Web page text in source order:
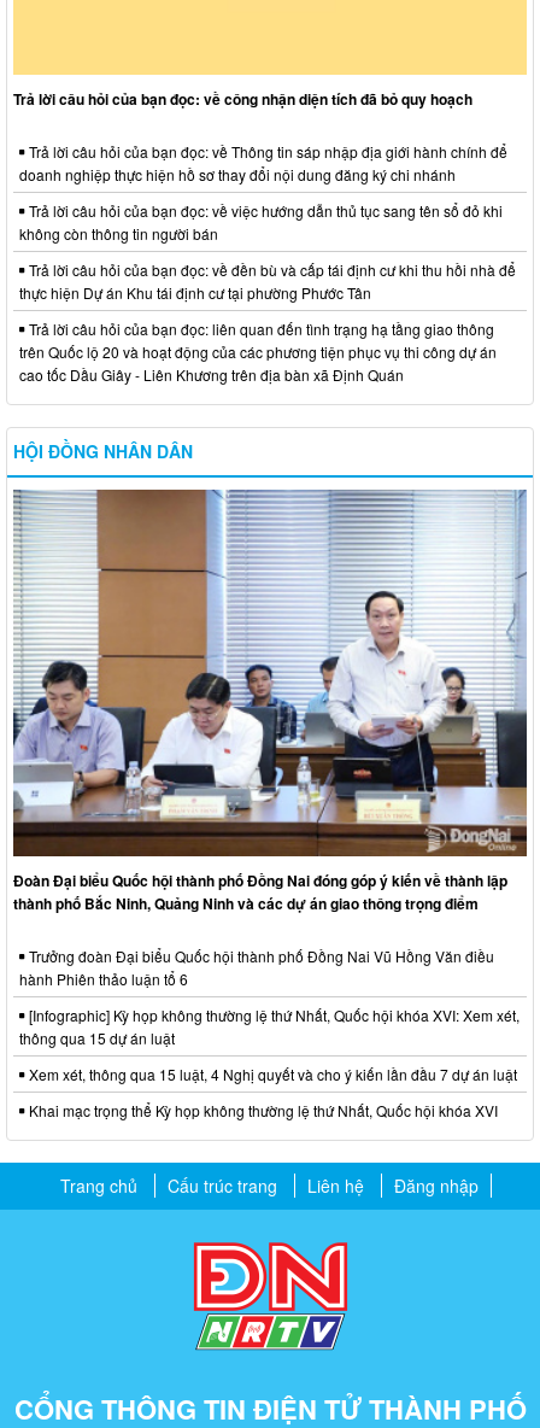
Trả lời câu hỏi của bạn đọc: về công nhận diện tích đã bỏ quy hoạch
Trả lời câu hỏi của bạn đọc: về Thông tin sáp nhập địa giới hành chính để
doanh nghiệp thực hiện hồ sơ thay đổi nội dung đăng ký chi nhánh
Trả lời câu hỏi của bạn đọc: về việc hướng dẫn thủ tục sang tên sổ đỏ khi
không còn thông tin người bán
Trả lời câu hỏi của bạn đọc: về đền bù và cấp tái định cư khi thu hồi nhà để
thực hiện Dự án Khu tái định cư tại phường Phước Tân
Trả lời câu hỏi của bạn đọc: liên quan đến tình trạng hạ tầng giao thông
trên Quốc lộ 20 và hoạt động của các phương tiện phục vụ thi công dự án
cao tốc Dầu Giây - Liên Khương trên địa bàn xã Định Quán
HỘI ĐỒNG NHÂN DÂN
Đoàn Đại biểu Quốc hội thành phố Đồng Nai đóng góp ý kiến về thành lập
thành phố Bắc Ninh, Quảng Ninh và các dự án giao thông trọng điểm
Trưởng đoàn Đại biểu Quốc hội thành phố Đồng Nai Vũ Hồng Văn điều
hành Phiên thảo luận tổ 6
[Infographic] Kỳ họp không thường lệ thứ Nhất, Quốc hội khóa XVI: Xem xét,
thông qua 15 dự án luật
Xem xét, thông qua 15 luật, 4 Nghị quyết và cho ý kiến lần đầu 7 dự án luật
Khai mạc trọng thể Kỳ họp không thường lệ thứ Nhất, Quốc hội khóa XVI
Trang chủ Cấu trúc trang Liên hệ Đăng nhập
CỔNG THÔNG TIN ĐIỆN TỬ THÀNH PHỐ